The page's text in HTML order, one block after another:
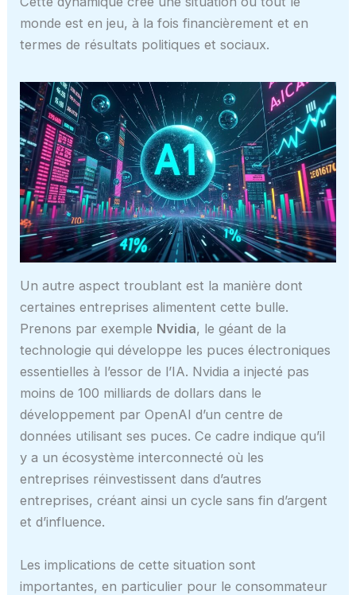
monde est en jeu, à la fois financièrement et en
termes de résultats politiques et sociaux.
Un autre aspect troublant est la manière dont
certaines entreprises alimentent cette bulle.
Prenons par exemple Nvidia, le géant de la
technologie qui développe les puces électroniques
essentielles à l’essor de l’IA. Nvidia a injecté pas
moins de 100 milliards de dollars dans le
développement par OpenAI d’un centre de
données utilisant ses puces. Ce cadre indique qu’il
y a un écosystème interconnecté où les
entreprises réinvestissent dans d’autres
entreprises, créant ainsi un cycle sans fin d’argent
et d’influence.
Les implications de cette situation sont
importantes, en particulier pour le consommateur